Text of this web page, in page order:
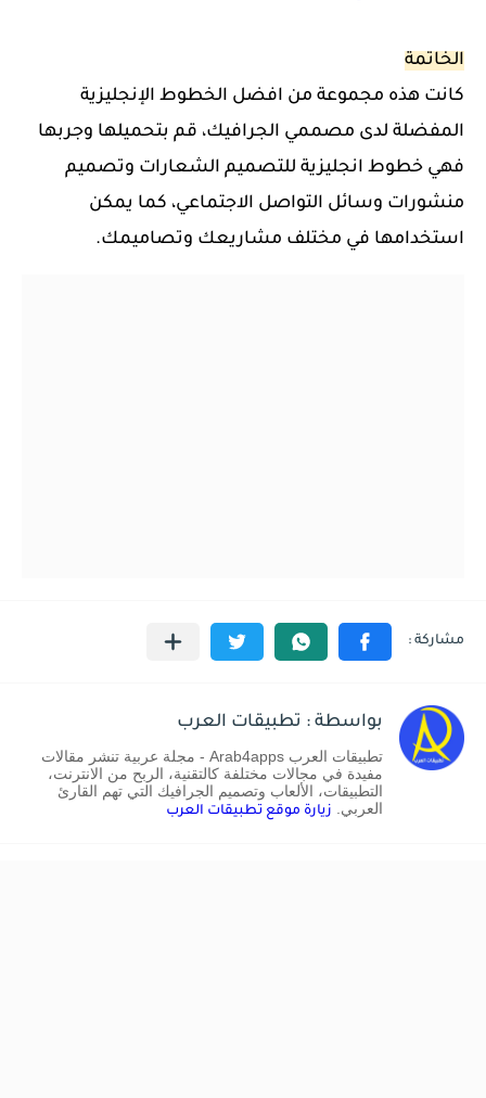
الخاتمة
كانت هذه مجموعة من افضل الخطوط الإنجليزية
المفضلة لدى مصممي الجرافيك، قم بتحميلها وجربها
فهي خطوط انجليزية للتصميم الشعارات وتصميم
منشورات وسائل التواصل الاجتماعي، كما يمكن
استخدامها في مختلف مشاريعك وتصاميمك.
بواسطة : تطبيقات العرب
تطبيقات العرب Arab4apps - مجلة عربية تنشر مقالات
مفيدة في مجالات مختلفة كالتقنية، الربح من الانترنت،
التطبيقات، الألعاب وتصميم الجرافيك التي تهم القارئ
العربي.
زيارة موقع تطبيقات العرب